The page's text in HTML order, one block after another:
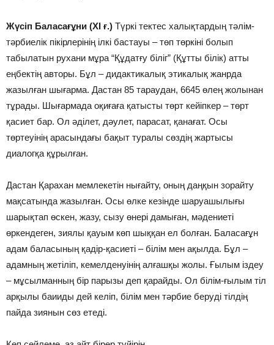
Жүсiп Баласағұни (ХI ғ.) Түркi тектес халықтардың тәлiм-
тәрбиелiк пiкiрлерiнiң iлкi бастауы – төп төркiнi болып
табылатын рухани мұра “Құдатғу бiлiг” (Құтты бiлiк) атты
еңбектiң авторы. Бұл – дидактикалық этикалық жанрда
жазылған шығарма. Дастан 85 тараудан, 6645 өлең жолынан
тұрады. Шығармада оқиғаға қатысты төрт кейiпкер – төрт
қасиет бар. Ол әдiлет, дәулет, парасат, қанағат. Осы
төртеуiнiң арасындағы бақыт туралы сөздiң жартысы
диалогқа құрылған.
Дастан Қарахан мемлекетiн нығайту, оның даңқын зорайту
мақсатында жазылған. Осы өлке кезiнде шаруашылығы
шарықтап өскен, жазу, сызу өнерi дамыған, мәдениетi
өркендеген, зиялы қауым көп шыққан ел болған. Баласағұн
адам баласының қадiр-қасиетi – бiлiм мен ақылда. Бұл –
адамның жетiлiп, кемелденуiнiң алғашқы жолы. Ғылым iздеу
– мұсылманның бiр парызы деп қарайды. Ол бiлiм-ғылым тiл
арқылы баииды дей келiп, бiлiм мен тәрбие берудi тiлдiң
пайда зиянын сөз етедi.